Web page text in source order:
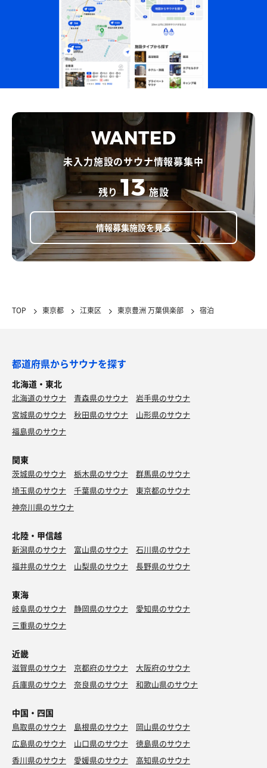
WANTED
未入力施設のサウナ情報募集中
残り 13 施設
情報募集施設を見る
TOP 東京都 江東区 東京豊洲 万葉倶楽部 宿泊
都道府県からサウナを探す
北海道・東北
北海道のサウナ 青森県のサウナ
岩手県のサウナ
宮城県のサウナ
秋田県のサウナ
山形県のサウナ
福島県のサウナ
関東
茨城県のサウナ 栃木県のサウナ
群馬県のサウナ
埼玉県のサウナ
千葉県のサウナ
東京都のサウナ
神奈川県のサウナ
北陸・甲信越
新潟県のサウナ 富山県のサウナ
石川県のサウナ
福井県のサウナ
山梨県のサウナ 長野県のサウナ
東海
岐阜県のサウナ 静岡県のサウナ
愛知県のサウナ
三重県のサウナ
近畿
滋賀県のサウナ 京都府のサウナ
大阪府のサウナ
兵庫県のサウナ
奈良県のサウナ 和歌山県のサウナ
中国・四国
鳥取県のサウナ 島根県のサウナ
岡山県のサウナ
広島県のサウナ
山口県のサウナ
徳島県のサウナ
香川県のサウナ
愛媛県のサウナ 高知県のサウナ